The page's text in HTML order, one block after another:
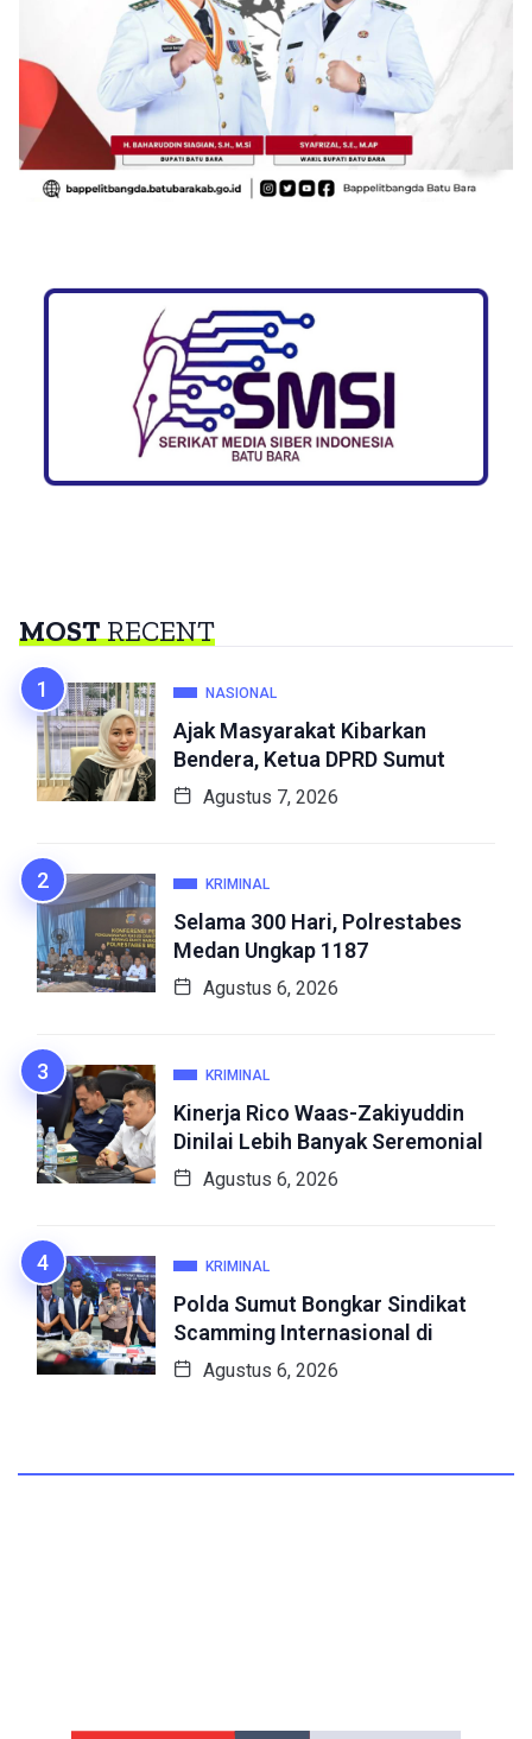
MOSTRECENT
NASIONAL
Ajak Masyarakat Kibarkan
Bendera, Ketua DPRD Sumut
Agustus 7, 2026
KRIMINAL
Selama 300 Hari, Polrestabes
Medan Ungkap 1187
Agustus 6, 2026
KRIMINAL
Kinerja Rico Waas-Zakiyuddin
Dinilai Lebih Banyak Seremonial
Agustus 6, 2026
KRIMINAL
Polda Sumut Bongkar Sindikat
Scamming Internasional di
Agustus 6, 2026